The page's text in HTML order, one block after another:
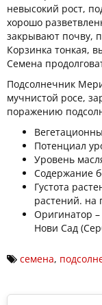
невысокий рост,
хорошо
закрывают почву,
Корзинка тонкая,
Семена
Подсолнечник
мучнистой росе,
поражению
Потенциал
Уровень
Содержание
Густота
растений. на
Оригинатор –
Нови Сад
семена,